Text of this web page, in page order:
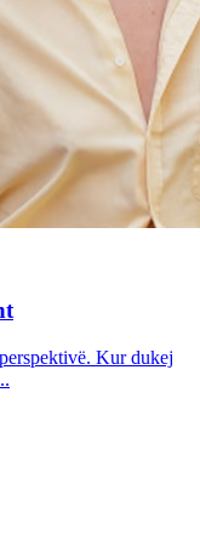
Kur dukej